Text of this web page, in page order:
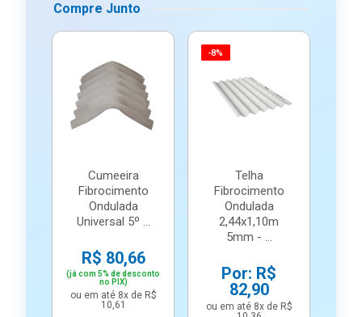
Compre Junto
Cumeeira
Fibrocimento
Ondulada
Universal 5º ...
R$ 80,66
(já com 5% de desconto
no PIX)
ou em até 8x de R$
10,61
-8%
Telha
Fibrocimento
Ondulada
2,44x1,10m
5mm - ...
Por: R$
82,90
ou em até 8x de R$